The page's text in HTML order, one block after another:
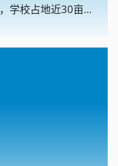
德馨园小学是德馨园小区的配套学校，学校占地近30亩，建筑面积7000平米，拥有教学楼两栋，前后操场、运动场，共计36间教室，28间办公室。设计规划是一所24个教学班级的高起点、高标准的现代化学校。 德馨园小学是雨花区教育局根据《中小学办学条件一类标准》、着眼于学校长远发展、按长沙市现有学校中最好学校的标准超标建设的。学校设施完备，功能齐全，具备了创雨花区一流品牌学校的条件，是雨花教育的一颗未来之星。 在雨花教育局的正确领导下，在德馨园开发商及周边合作建设单位的共同努力下，德馨园小学拥有了美好的今天，我们坚信她必讲拥有更加精彩的明天。